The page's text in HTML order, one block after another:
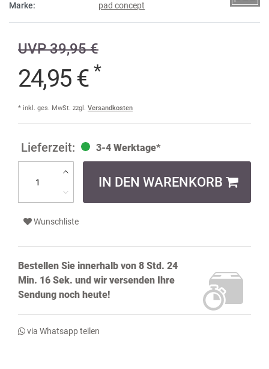
Marke:
pad concept
UVP 39,95 €
24,95 € *
* inkl. ges. MwSt. zzgl. Versandkosten
3-4 Werktage*
IN DEN WARENKORB
Wunschliste
Bestellen Sie innerhalb von 8 Std. 24
Min. 15 Sek. und wir versenden Ihre
Sendung noch heute!
via Whatsapp teilen